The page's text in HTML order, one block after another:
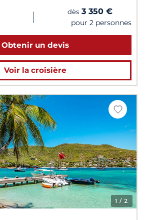
| dès 3 350 €
pour 2 personnes
Obtenir un devis
Voir la croisière
1 / 2